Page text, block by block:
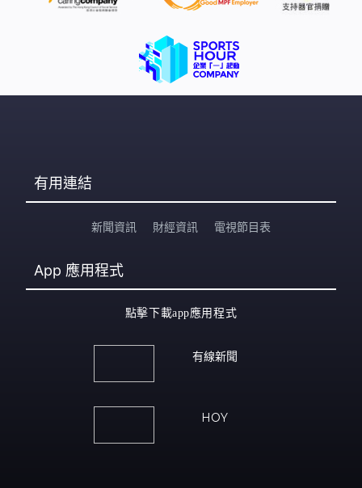
有用連結
新聞資訊 財經資訊 電視節目表
App 應用程式
點擊下載app應用程式
有線新聞
HOY